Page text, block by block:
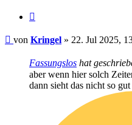
Beitrag
von Kringel » 22. Jul 2025,
Fassungslos hat
aber wenn hier solch
dann sieht das nicht so